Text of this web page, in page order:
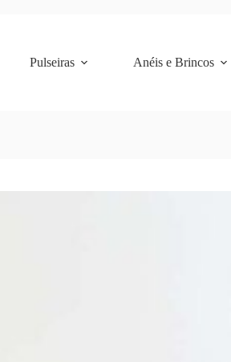
Pulseiras Anéis e Brincos